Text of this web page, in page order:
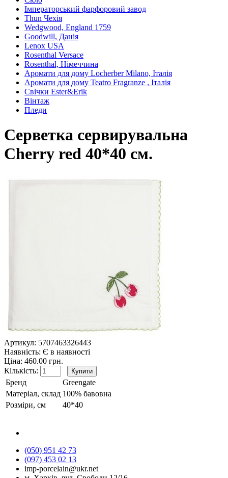
Імператорський фарфоровий завод
Thun Чехія
Wedgwood, England 1759
Goodwill, Данія
Lenox USA
Rosenthal Versace
Rosenthal, Німеччина
Аромати для дому Locherber Milano, Італія
Аромати для дому Teatro Fragranze , Італія
Свічки Ester&Erik
Вінтаж
Пледи
Серветка сервирувальна
Cherry red 40*40 см.
Артикул: 5707463326443
Наявність: Є в наявності
Ціна: 460.00 грн.
Кількість:
Бренд
Greengate
Матеріал, склад 100% бавовна
Розміри, см
40*40
(050) 951 42 73
(097) 453 02 13
imp-porcelain@ukr.net